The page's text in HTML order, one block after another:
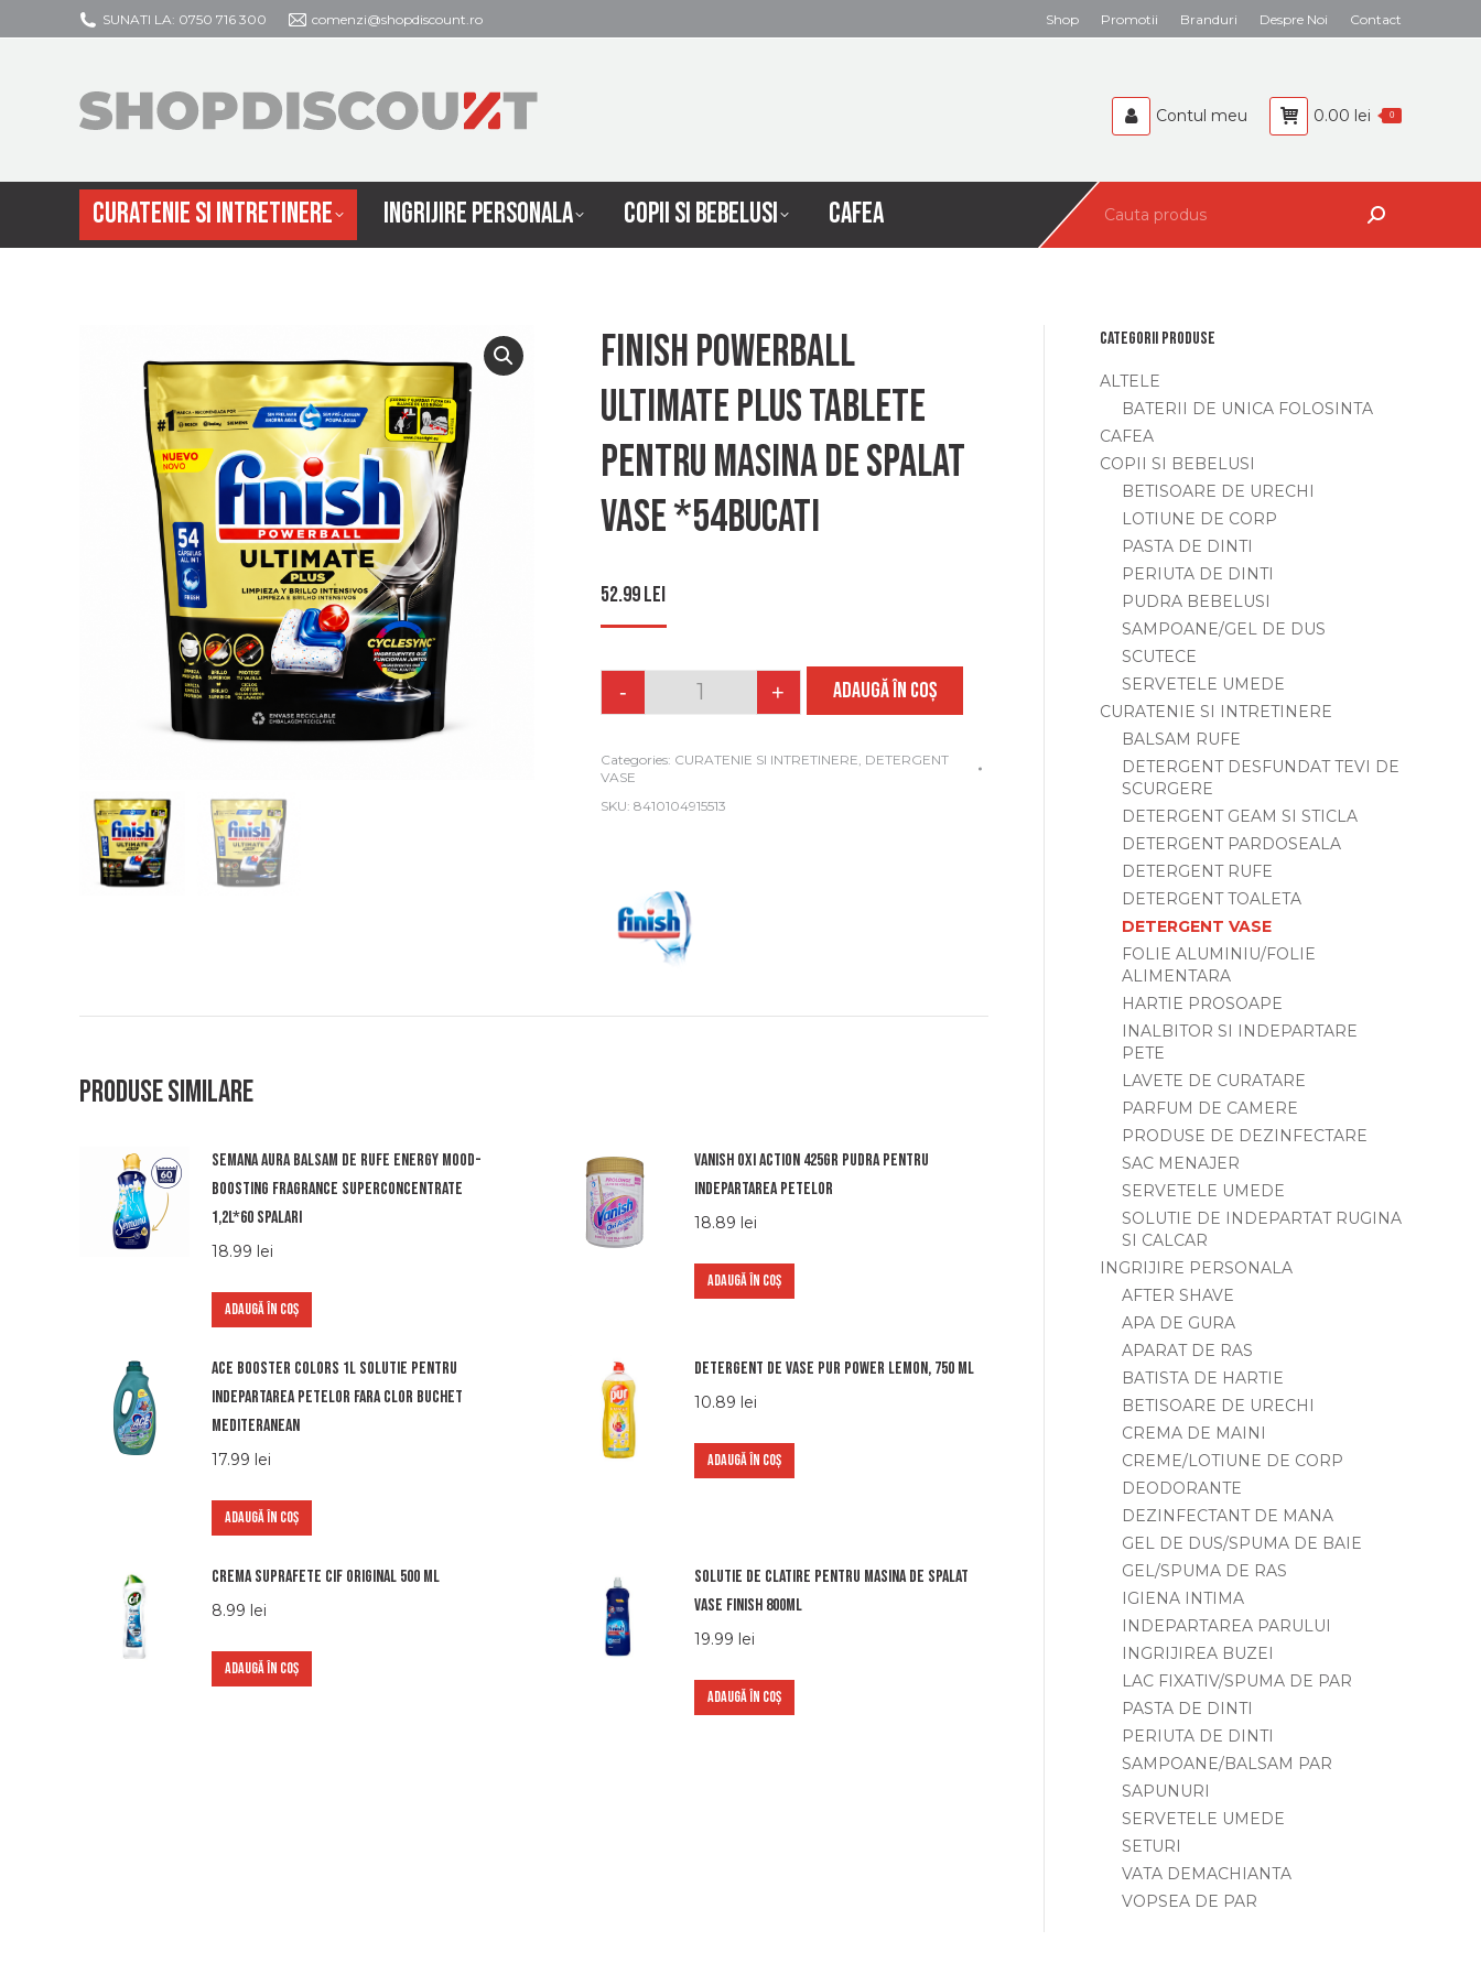
SUNATI LA: 0750 716 300 comenzi@shopdiscount.ro Shop Promotii Branduri Despre Noi Contact
Contul meu 0.00 lei 0
CURATENIE SI INTRETINERE INGRIJIRE PERSONALA COPII SI BEBELUSI CAFEA
Finish powerball
ultimate plus tablete
pentru masina de spalat
vase *54bucati
52.99lei
Quantity
- + ADAUGĂ ÎN COȘ
Categories: CURATENIE SI INTRETINERE, DETERGENT
VASE
SKU: 8410104915513
Produse similare
Semana aura balsam de rufe energy mood-
boosting fragrance superconcentrate
1,2l*60 spalari
18.99 lei
ADAUGĂ ÎN COȘ
Vanish oxi action 425gr pudra pentru
indepartarea petelor
18.89 lei
ADAUGĂ ÎN COȘ
Ace booster colors 1l solutie pentru
indepartarea petelor fara clor buchet
mediteranean
17.99 lei
ADAUGĂ ÎN COȘ
Detergent de vase Pur Power Lemon, 750 ml
10.89 lei
ADAUGĂ ÎN COȘ
Crema suprafete Cif Original 500 ml
8.99 lei
ADAUGĂ ÎN COȘ
Solutie de clatire pentru masina de spalat
vase Finish 800ml
19.99 lei
ADAUGĂ ÎN COȘ
Categorii produse
ALTELE
BATERII DE UNICA FOLOSINTA
CAFEA
COPII SI BEBELUSI
BETISOARE DE URECHI
LOTIUNE DE CORP
PASTA DE DINTI
PERIUTA DE DINTI
PUDRA BEBELUSI
SAMPOANE/GEL DE DUS
SCUTECE
SERVETELE UMEDE
CURATENIE SI INTRETINERE
BALSAM RUFE
DETERGENT DESFUNDAT TEVI DE
SCURGERE
DETERGENT GEAM SI STICLA
DETERGENT PARDOSEALA
DETERGENT RUFE
DETERGENT TOALETA
DETERGENT VASE
FOLIE ALUMINIU/FOLIE
ALIMENTARA
HARTIE PROSOAPE
INALBITOR SI INDEPARTARE
PETE
LAVETE DE CURATARE
PARFUM DE CAMERE
PRODUSE DE DEZINFECTARE
SAC MENAJER
SERVETELE UMEDE
SOLUTIE DE INDEPARTAT RUGINA
SI CALCAR
INGRIJIRE PERSONALA
AFTER SHAVE
APA DE GURA
APARAT DE RAS
BATISTA DE HARTIE
BETISOARE DE URECHI
CREMA DE MAINI
CREME/LOTIUNE DE CORP
DEODORANTE
DEZINFECTANT DE MANA
GEL DE DUS/SPUMA DE BAIE
GEL/SPUMA DE RAS
IGIENA INTIMA
INDEPARTAREA PARULUI
INGRIJIREA BUZEI
LAC FIXATIV/SPUMA DE PAR
PASTA DE DINTI
PERIUTA DE DINTI
SAMPOANE/BALSAM PAR
SAPUNURI
SERVETELE UMEDE
SETURI
VATA DEMACHIANTA
VOPSEA DE PAR
CURATENIE SI INTRETINERE INGRIJIRE PERSONALA COPII SI BEBELUSI CAFEA
Search: